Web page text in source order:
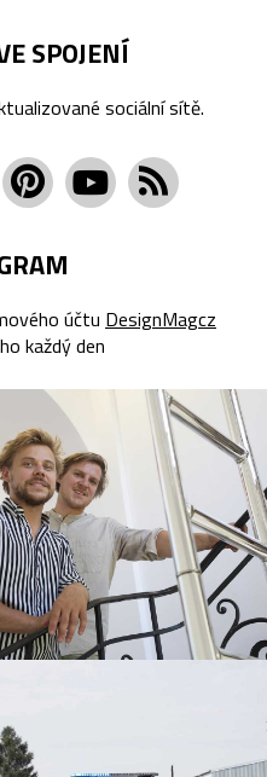
SPOJENÍ
sociální sítě.
účtu DesignMagcz
každý den